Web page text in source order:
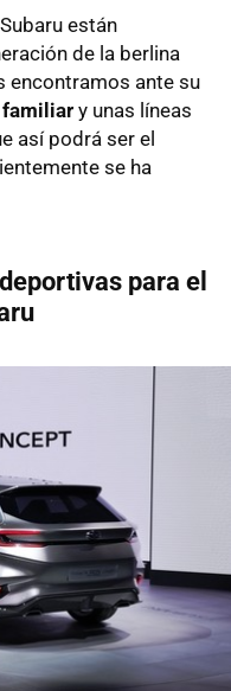
están
de la berlina
encontramos ante su
familiar y unas líneas
así podrá ser el
se ha
para el